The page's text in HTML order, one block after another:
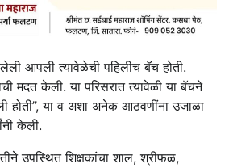
आपली त्यावेळेची पहिलीच बॅच होती.
मदत केली. या परिसरात त्यावेळी या बॅचने
होती’’, या व अशा अनेक आठवणींना उजाळा
केली.
उपस्थित शिक्षकांचा शाल, श्रीफळ,